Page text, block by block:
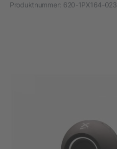
Produktnummer: 620-1PX164-023